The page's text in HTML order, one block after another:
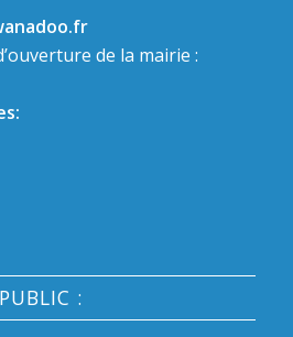
de la mairie :
: